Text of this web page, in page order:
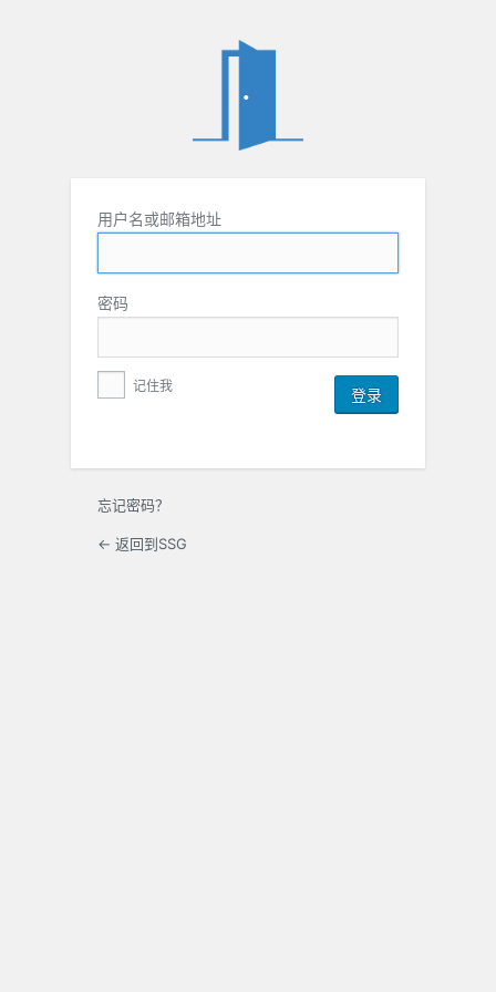
用户名或邮箱地址
密码
记住我
忘记密码？
← 返回到SSG